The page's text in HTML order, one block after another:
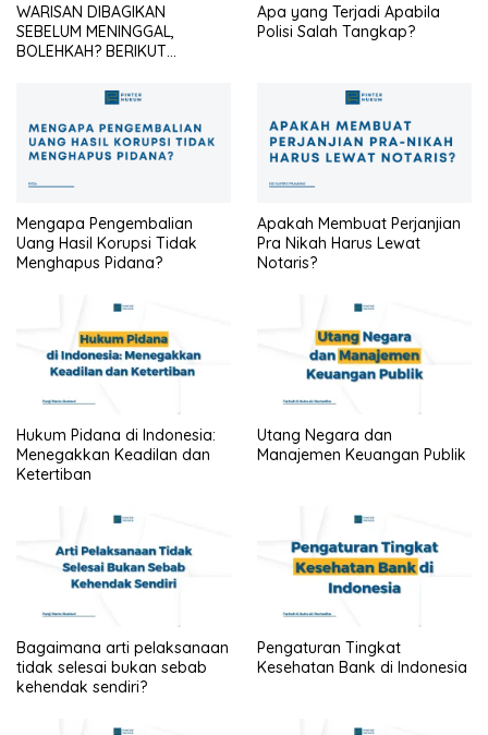
WARISAN DIBAGIKAN
SEBELUM MENINGGAL,
BOLEHKAH? BERIKUT
Apa yang Terjadi Apabila
Polisi Salah Tangkap?
Mengapa Pengembalian
Uang Hasil Korupsi Tidak
Menghapus Pidana?
Apakah Membuat Perjanjian
Pra Nikah Harus Lewat
Notaris?
Hukum Pidana di Indonesia:
Menegakkan Keadilan dan
Ketertiban
Utang Negara dan
Manajemen Keuangan Publik
Bagaimana arti pelaksanaan
tidak selesai bukan sebab
kehendak sendiri?
Pengaturan Tingkat
Kesehatan Bank di Indonesia